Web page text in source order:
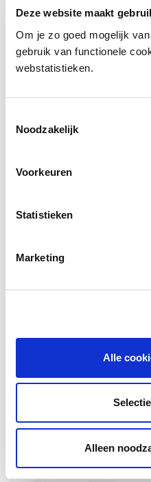
Deze website maakt
Om je zo goed mogelijk
gebruik van functionele
webstatistieken.
Noodzakelijk
Voorkeuren
Statistieken
Marketing
Alle
Alleen
FacebookLinkedIn
Gratis online
van Squla, bedoeld
ondersteuning op...
Meer lezen